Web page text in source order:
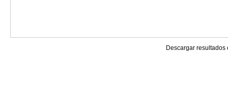
Descargar resultados